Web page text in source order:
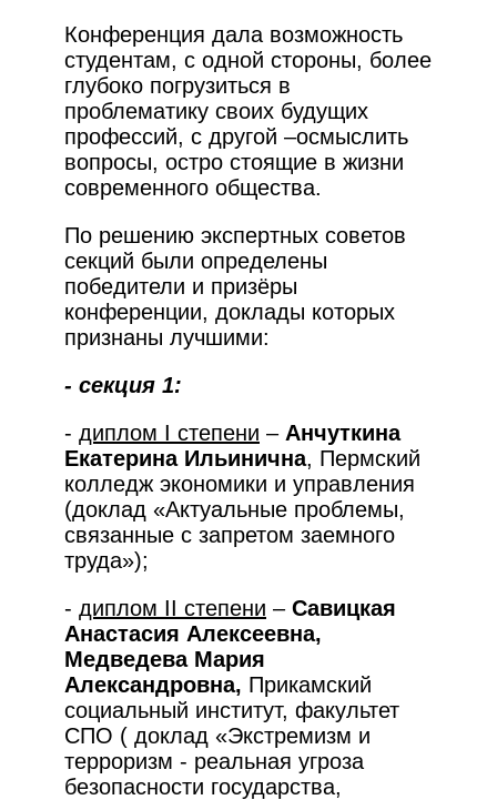
Конференция дала возможность
студентам, с одной стороны, более
глубоко погрузиться в
проблематику своих будущих
профессий, с другой –осмыслить
вопросы, остро стоящие в жизни
современного общества.
По решению экспертных советов
секций были определены
победители и призёры
конференции, доклады которых
признаны лучшими:
- секция 1:
- диплом I степени – Анчуткина
Екатерина Ильинична, Пермский
колледж экономики и управления
(доклад «Актуальные проблемы,
связанные с запретом заемного
труда»);
- диплом II степени – Савицкая
Анастасия Алексеевна,
Медведева Мария
Александровна, Прикамский
социальный институт, факультет
СПО ( доклад «Экстремизм и
терроризм - реальная угроза
безопасности государства,